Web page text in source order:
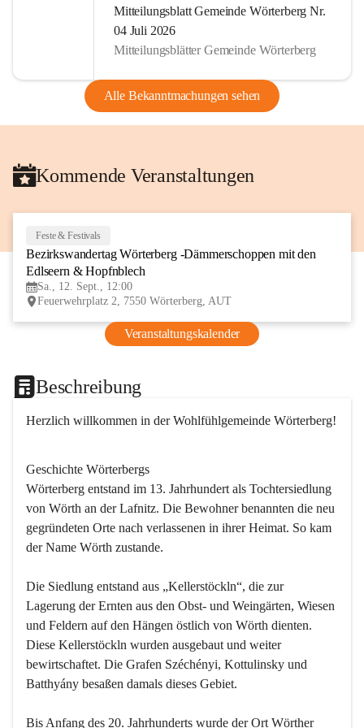
Mitteilungsblatt Gemeinde Wörterberg Nr.
04 Juli 2026
Mitteilungsblätter Gemeinde Wörterberg
Alle Bekanntmachungen sehen
Kommende Veranstaltungen
Feste & Festivals
Bezirkswandertag Wörterberg -Dämmerschoppen mit den
Edlseern & Hopfnblech
Sa., 12. Sept., 12:00
Feuerwehrplatz 2, 7550 Wörterberg, AUT
Veranstaltungskalender
Beschreibung
Herzlich willkommen in der Wohlfühlgemeinde Wörterberg!
Geschichte Wörterbergs
Wörterberg entstand im 13. Jahrhundert als Tochtersiedlung
von Wörth an der Lafnitz. Die Bewohner benannten die neu
gegründeten Orte nach verlassenen in ihrer Heimat. So kam
der Name Wörth zustande.
Die Siedlung entstand aus „Kellerstöckln“, die zur
Lagerung der Ernten aus den Obst- und Weingärten, Wiesen
und Feldern auf den Hängen östlich von Wörth dienten.
Diese Kellerstöckln wurden ausgebaut und weiter
bewirtschaftet. Die Grafen Széchényi, Kottulinsky und
Batthyány besaßen damals dieses Gebiet.
Bis Anfang des 20. Jahrhunderts wurde der Ort Wörther